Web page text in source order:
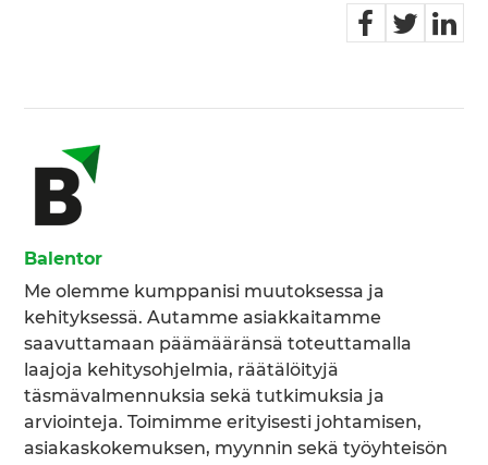
Balentor
Me olemme kumppanisi muutoksessa ja
kehityksessä. Autamme asiakkaitamme
saavuttamaan päämääränsä toteuttamalla
laajoja kehitysohjelmia, räätälöityjä
täsmävalmennuksia sekä tutkimuksia ja
arviointeja. Toimimme erityisesti johtamisen,
asiakaskokemuksen, myynnin sekä työyhteisön